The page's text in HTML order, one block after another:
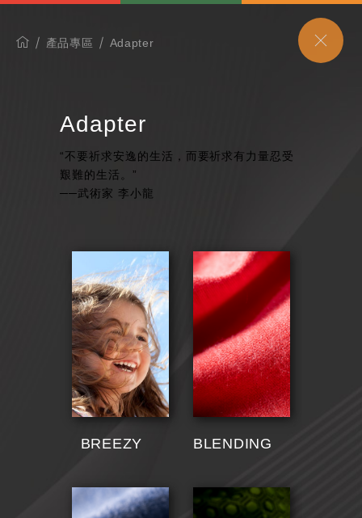
產品專區 Adapter
Adapter
“不要祈求安逸的生活，而要祈求有力量忍受
艱難的生活。”
──武術家 李小龍
BREEZY BLENDING